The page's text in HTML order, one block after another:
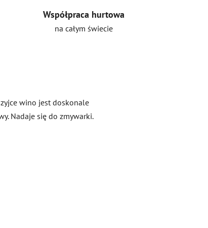
Współpraca hurtowa
na całym świecie
wino jest doskonale
Nadaje się do zmywarki.